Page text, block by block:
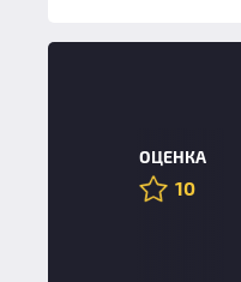
ОЦЕНКА
10